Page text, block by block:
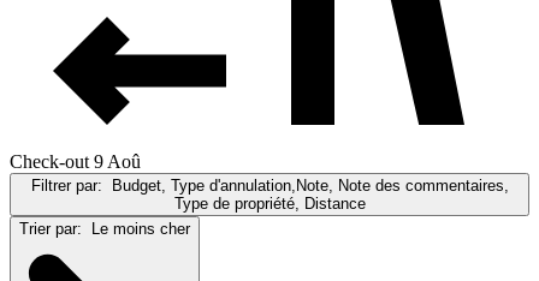
Check-out 9 Aoû
Filtrer par:
Budget, Type d'annulation,Note, Note des commentaires,
Type de propriété, Distance
Trier par:
Le moins cher